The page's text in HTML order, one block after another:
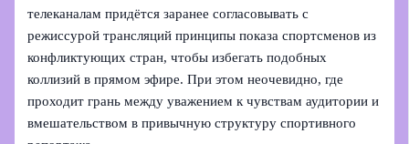
телеканалам придётся заранее согласовывать с
режиссурой трансляций принципы показа спортсменов из
конфликтующих стран, чтобы избегать подобных
коллизий в прямом эфире. При этом неочевидно, где
проходит грань между уважением к чувствам аудитории и
вмешательством в привычную структуру спортивного